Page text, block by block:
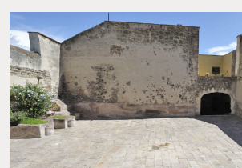
Dirección: Plaza Principal 1,
Hidalgo, México.
Teléfono: (555) 524 5392
Sitio Web: